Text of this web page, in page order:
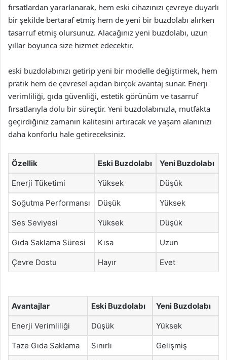
fırsatlardan yararlanarak, hem eski cihazınızı çevreye duyarlı
bir şekilde bertaraf etmiş hem de yeni bir buzdolabı alırken
tasarruf etmiş olursunuz. Alacağınız yeni buzdolabı, uzun
yıllar boyunca size hizmet edecektir.
eski buzdolabınızı getirip yeni bir modelle değiştirmek, hem
pratik hem de çevresel açıdan birçok avantaj sunar. Enerji
verimliliği, gıda güvenliği, estetik görünüm ve tasarruf
fırsatlarıyla dolu bir süreçtir. Yeni buzdolabınızla, mutfakta
geçirdiğiniz zamanın kalitesini artıracak ve yaşam alanınızı
daha konforlu hale getireceksiniz.
Özellik Eski Buzdolabı Yeni Buzdolabı
Enerji Tüketimi Yüksek Düşük
Soğutma Performansı Düşük Yüksek
Ses Seviyesi Yüksek Düşük
Gıda Saklama Süresi Kısa Uzun
Çevre Dostu Hayır Evet
Avantajlar Eski Buzdolabı Yeni Buzdolabı
Enerji Verimliliği Düşük Yüksek
Taze Gıda Saklama Sınırlı Gelişmiş